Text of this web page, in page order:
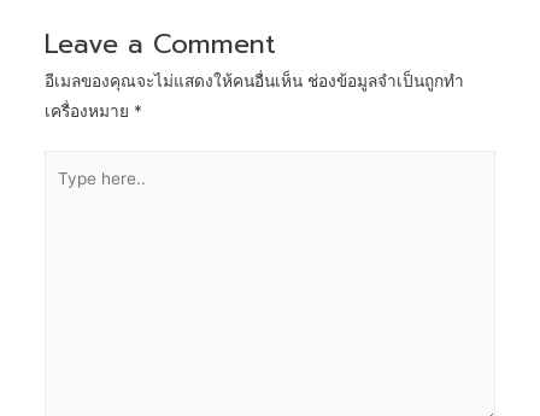
Leave a Comment
อีเมลของคุณจะไม่แสดงให้คนอื่นเห็น ช่องข้อมูลจำเป็นถูกทำ
เครื่องหมาย *